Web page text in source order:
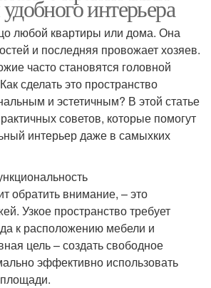
интерьера
любой квартиры или дома. Она
и последняя провожает хозяев.
часто становятся головной
сделать это пространство
и эстетичным? В этой статье
советов, которые помогут
интерьер даже в самыхких
обратить внимание, – это
Узкое пространство требует
к расположению мебели и
цель – создать свободное
эффективно использовать